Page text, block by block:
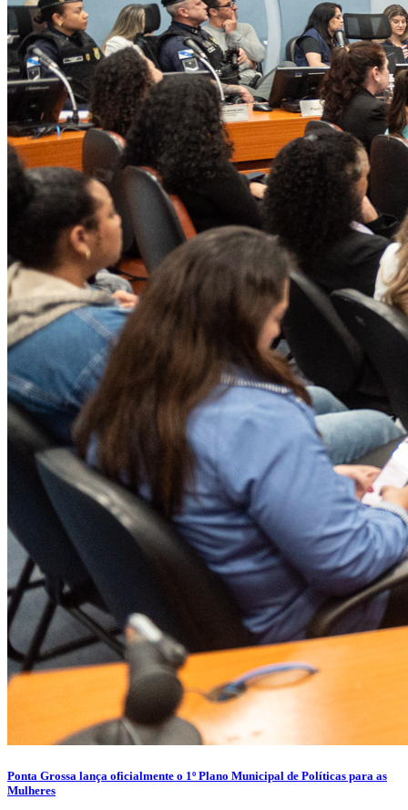
Ponta Grossa lança oficialmente o 1º Plano Municipal de Políticas para as
Mulheres